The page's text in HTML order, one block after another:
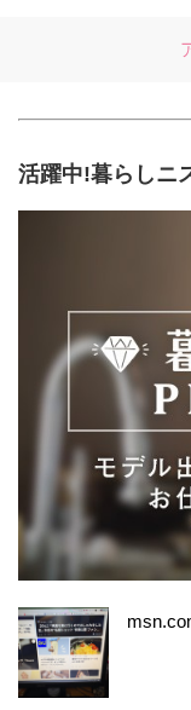
活躍中!暮らしニ